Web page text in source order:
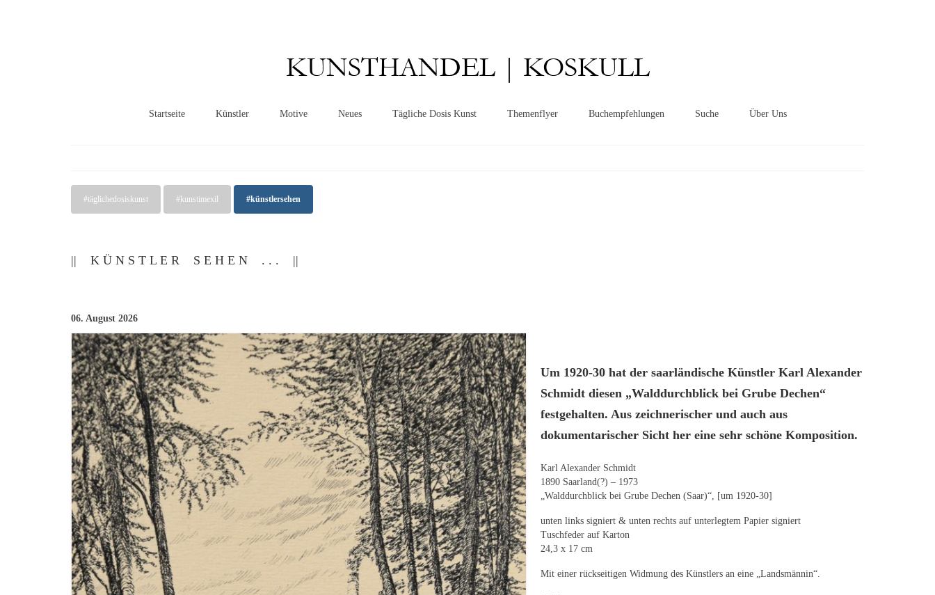
KUNSTHANDEL | KOSKULL
Startseite Künstler Motive Neues Tägliche Dosis Kunst Themenflyer Buchempfehlungen Suche Über Uns
#täglichedosiskunst #kunstimexil #künstlersehen
|| K Ü N S T L E R S E H E N . . . ||
06. August 2026
Um 1920-30 hat der saarländische Künstler Karl Alexander
Schmidt diesen „Walddurchblick bei Grube Dechen“
festgehalten. Aus zeichnerischer und auch aus
dokumentarischer Sicht her eine sehr schöne Komposition.
Karl Alexander Schmidt
1890 Saarland(?) – 1973
„Walddurchblick bei Grube Dechen (Saar)“, [um 1920-30]
unten links signiert & unten rechts auf unterlegtem Papier signiert
Tuschfeder auf Karton
24,3 x 17 cm
Mit einer rückseitigen Widmung des Künstlers an eine „Landsmännin“.